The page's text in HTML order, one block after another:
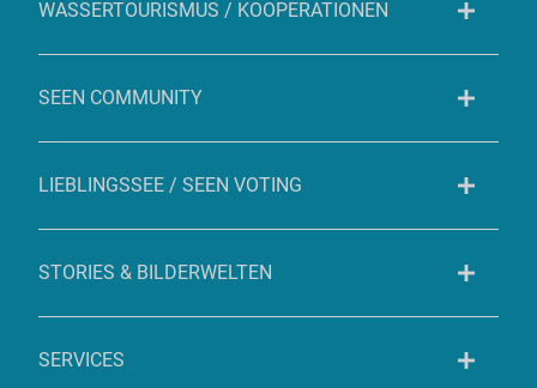
WASSERTOURISMUS / KOOPERATIONEN
SEEN COMMUNITY
LIEBLINGSSEE / SEEN VOTING
STORIES & BILDERWELTEN
SERVICES